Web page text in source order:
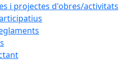
i projectes d'obres/activitats